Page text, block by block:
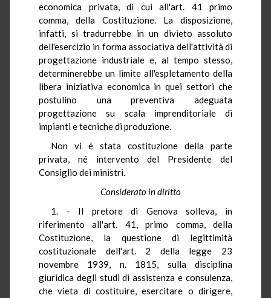
economica privata, di cui all'art. 41 primo
comma, della Costituzione. La disposizione,
infatti, si tradurrebbe in un divieto assoluto
dell'esercizio in forma associativa dell'attività di
progettazione industriale e, al tempo stesso,
determinerebbe un limite all'espletamento della
libera iniziativa economica in quei settori che
postulino una preventiva adeguata
progettazione su scala imprenditoriale di
impianti e tecniche di produzione.
Non vi é stata costituzione della parte
privata, né intervento del Presidente del
Consiglio dei ministri.
Considerato in diritto
1. - Il pretore di Genova solleva, in
riferimento all'art. 41, primo comma, della
Costituzione, la questione di legittimità
costituzionale dell'art. 2 della legge 23
novembre 1939, n. 1815, sulla disciplina
giuridica degli studi di assistenza e consulenza,
che vieta di costituire, esercitare o dirigere,